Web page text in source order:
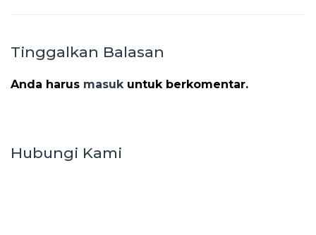
Tinggalkan Balasan
Anda harus masukuntuk berkomentar.
Hubungi Kami